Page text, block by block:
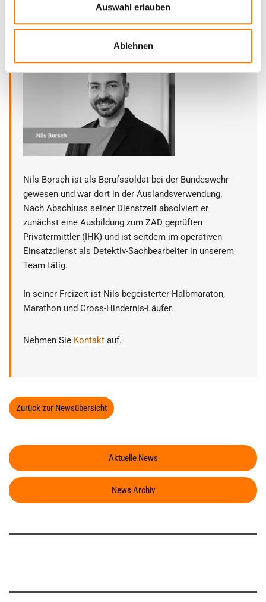
Auswahl erlauben
Ablehnen
Über den Autor: Nils Borsch
Nils Borsch ist als Berufssoldat bei der Bundeswehr
gewesen und war dort in der Auslandsverwendung.
Nach Abschluss seiner Dienstzeit absolviert er
zunächst eine Ausbildung zum ZAD geprüften
Privatermittler (IHK) und ist seitdem im operativen
Einsatzdienst als Detektiv-Sachbearbeiter in unserem
Team tätig.
In seiner Freizeit ist Nils begeisterter Halbmaraton,
Marathon und Cross-Hindernis-Läufer.
Nehmen Sie Kontakt auf.
Zurück zur Newsübersicht
Aktuelle News
News Archiv